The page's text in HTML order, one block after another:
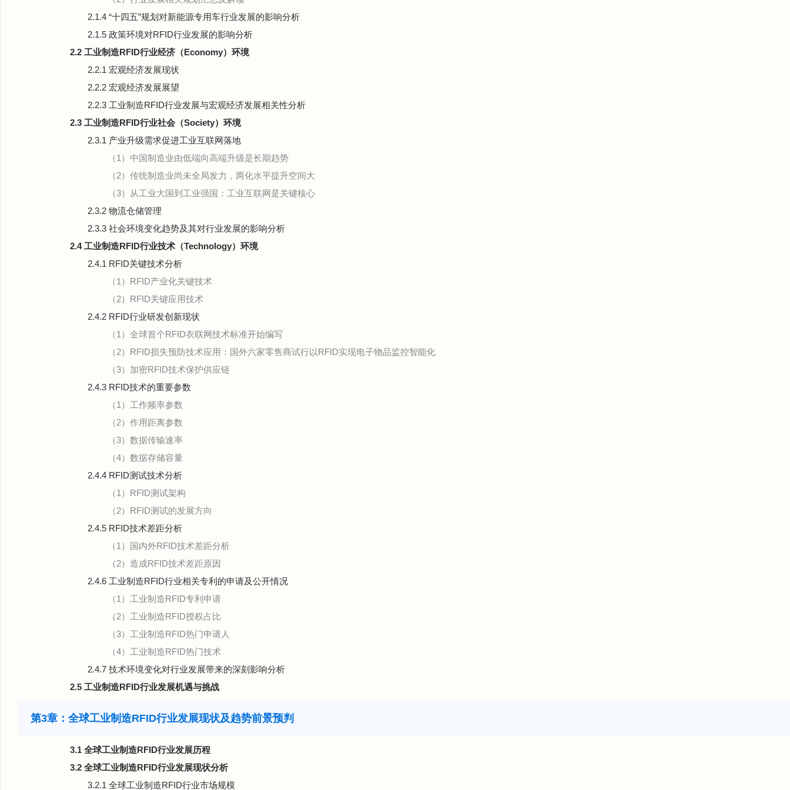
2.1.4 “十四五”规划对新能源专用车行业发展的影响分析
2.1.5 政策环境对RFID行业发展的影响分析
2.2 工业制造RFID行业经济（Economy）环境
2.2.1 宏观经济发展现状
2.2.2 宏观经济发展展望
2.2.3 工业制造RFID行业发展与宏观经济发展相关性分析
2.3 工业制造RFID行业社会（Society）环境
2.3.1 产业升级需求促进工业互联网落地
（1）中国制造业由低端向高端升级是长期趋势
（2）传统制造业尚未全局发力，两化水平提升空间大
（3）从工业大国到工业强国：工业互联网是关键核心
2.3.2 物流仓储管理
2.3.3 社会环境变化趋势及其对行业发展的影响分析
2.4 工业制造RFID行业技术（Technology）环境
2.4.1 RFID关键技术分析
（1）RFID产业化关键技术
（2）RFID关键应用技术
2.4.2 RFID行业研发创新现状
（1）全球首个RFID衣联网技术标准开始编写
（2）RFID损失预防技术应用：国外六家零售商试行以RFID实现电子物品监控智能化
（3）加密RFID技术保护供应链
2.4.3 RFID技术的重要参数
（1）工作频率参数
（2）作用距离参数
（3）数据传输速率
（4）数据存储容量
2.4.4 RFID测试技术分析
（1）RFID测试架构
（2）RFID测试的发展方向
2.4.5 RFID技术差距分析
（1）国内外RFID技术差距分析
（2）造成RFID技术差距原因
2.4.6 工业制造RFID行业相关专利的申请及公开情况
（1）工业制造RFID专利申请
（2）工业制造RFID授权占比
（3）工业制造RFID热门申请人
（4）工业制造RFID热门技术
2.4.7 技术环境变化对行业发展带来的深刻影响分析
2.5 工业制造RFID行业发展机遇与挑战
第3章：全球工业制造RFID行业发展现状及趋势前景预判
3.1 全球工业制造RFID行业发展历程
3.2 全球工业制造RFID行业发展现状分析
3.2.1 全球工业制造RFID行业市场规模